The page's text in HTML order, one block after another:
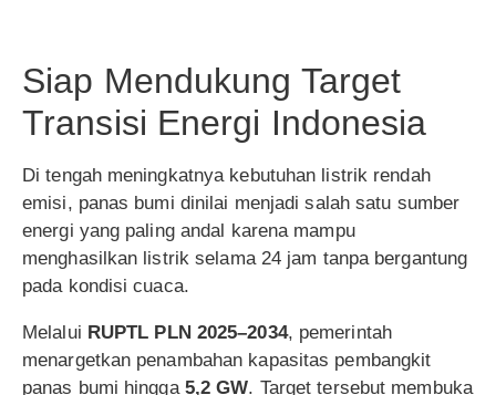
Siap Mendukung Target
Transisi Energi Indonesia
Di tengah meningkatnya kebutuhan listrik rendah
emisi, panas bumi dinilai menjadi salah satu sumber
energi yang paling andal karena mampu
menghasilkan listrik selama 24 jam tanpa bergantung
pada kondisi cuaca.
Melalui RUPTL PLN 2025–2034, pemerintah
menargetkan penambahan kapasitas pembangkit
panas bumi hingga 5,2 GW. Target tersebut membuka